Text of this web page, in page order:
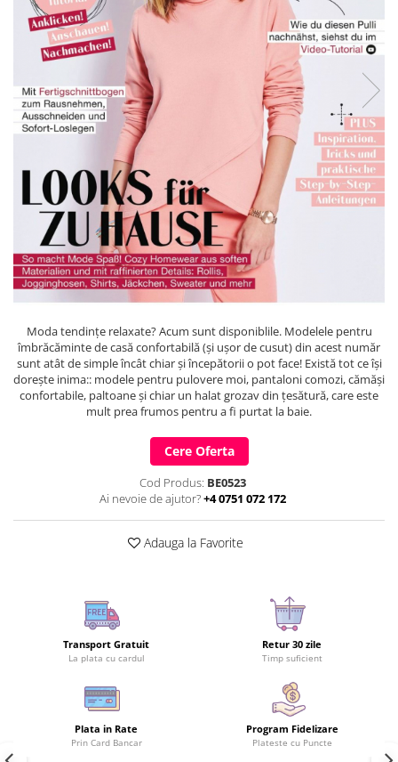
Moda tendințe relaxate? Acum sunt disponiblile. Modelele pentru
îmbrăcăminte de casă confortabilă (și ușor de cusut) din acest număr
sunt atât de simple încât chiar și începătorii o pot face! Există tot ce își
dorește inima:: modele pentru pulovere moi, pantaloni comozi, cămăși
confortabile, paltoane și chiar un halat grozav din țesătură, care este
mult prea frumos pentru a fi purtat la baie.
Cere Oferta
Cod Produs: BE0523
Ai nevoie de ajutor?+4 0751 072 172
Adauga la Favorite
Transport Gratuit
La plata cu cardul
Retur 30 zile
Timp suficient
Plata in Rate
Prin Card Bancar
Program Fidelizare
Plateste cu Puncte